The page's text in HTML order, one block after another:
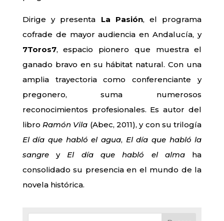
Dirige y presenta La Pasión, el programa
cofrade de mayor audiencia en Andalucía, y
7Toros7, espacio pionero que muestra el
ganado bravo en su hábitat natural. Con una
amplia trayectoria como conferenciante y
pregonero, suma numerosos
reconocimientos profesionales. Es autor del
libro Ramón Vila (Abec, 2011), y con su trilogía
El día que habló el agua, El día que habló la
sangrey El día que habló el almaha
consolidado su presencia en el mundo de la
novela histórica.